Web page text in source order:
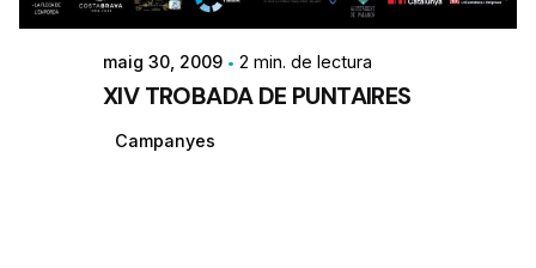
maig 30, 2009 2 min. de lectura
XIV TROBADA DE PUNTAIRES
Campanyes